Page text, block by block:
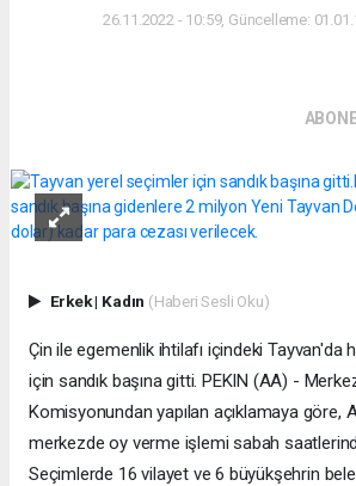
26.11.2022 - 10:59, Güncelleme:
Erkek| Kadın (Haberi Sesli Oku)
Çin ile egemenlik ihtilafı içindeki Tayvan'da
için sandık başına gitti. PEKIN (AA) -
Komisyonundan yapılan açıklamaya göre,
merkezde oy verme işlemi sabah
Seçimlerde 16 vilayet ve 6 büyükşehrin